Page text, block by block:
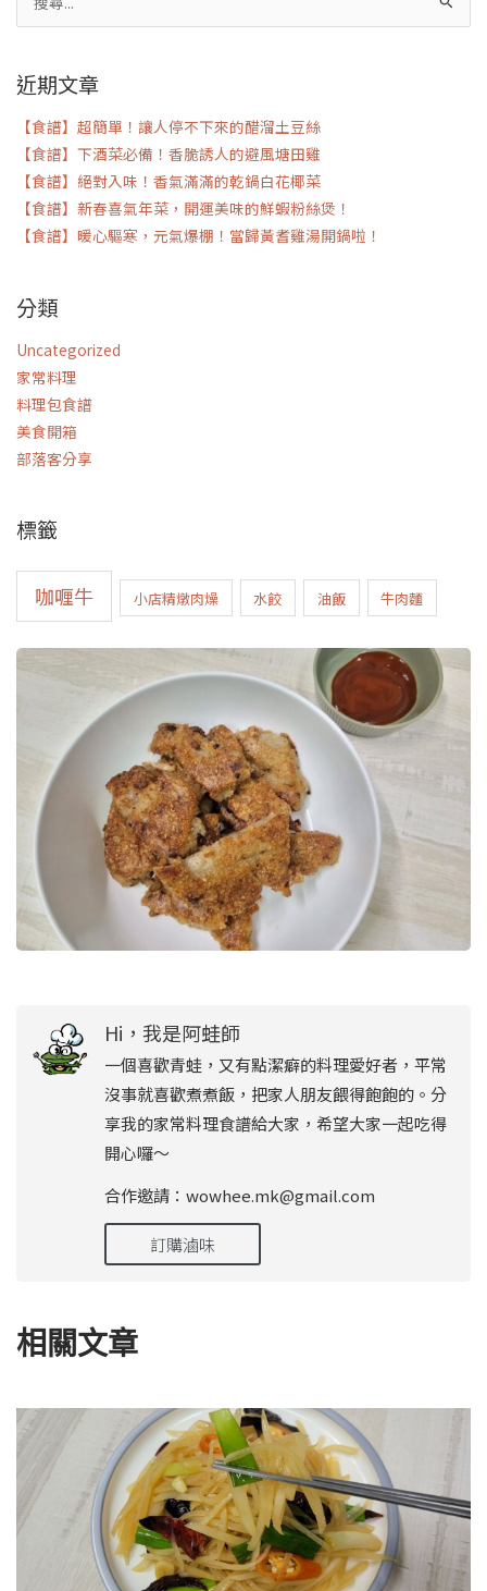
尋
鍵
近期文章
【食譜】超簡單！讓人停不下來的醋溜土豆絲
【食譜】下酒菜必備！香脆誘人的避風塘田雞
【食譜】絕對入味！香氣滿滿的乾鍋白花椰菜
【食譜】新春喜氣年菜，開運美味的鮮蝦粉絲煲！
【食譜】暖心驅寒，元氣爆棚！當歸黃耆雞湯開鍋啦！
分類
Uncategorized
家常料理
料理包食譜
美食開箱
部落客分享
標籤
咖喱牛 小店精燉肉燥 水餃 油飯 牛肉麵
Hi，我是阿蛙師
一個喜歡青蛙，又有點潔癖的料理愛好者，平常
沒事就喜歡煮煮飯，把家人朋友餵得飽飽的。分
享我的家常料理食譜給大家，希望大家一起吃得
開心囉～
合作邀請：wowhee.mk@gmail.com
訂購滷味
相關文章